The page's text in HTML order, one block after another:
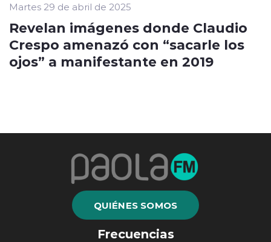
Martes 29 de abril de 2025
Revelan imágenes donde Claudio
Crespo amenazó con “sacarle los
ojos” a manifestante en 2019
QUIÉNES SOMOS
Frecuencias